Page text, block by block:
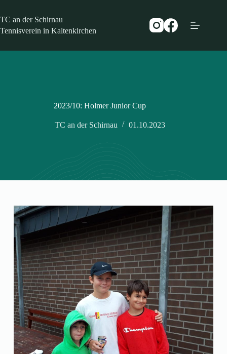
springen
TC an der Schirnau
Tennisverein in Kaltenkirchen
2023/10: Holmer Junior Cup
TC an der Schirnau 01.10.2023